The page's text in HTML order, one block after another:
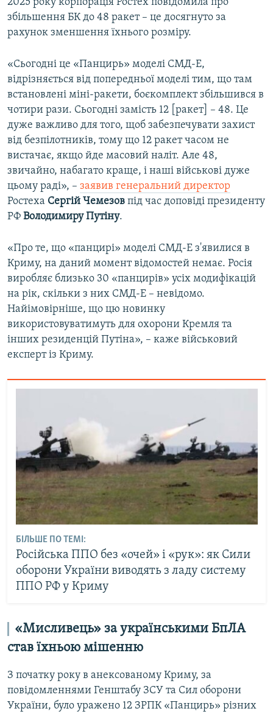
2025 року корпорація Ростех повідомила про
збільшення БК до 48 ракет – це досягнуто за
рахунок зменшення їхнього розміру.
«Сьогодні це «Панцирь» моделі СМД-Е,
відрізняється від попередньої моделі тим, що там
встановлені міні-ракети, боєкомплект збільшився в
чотири рази. Сьогодні замість 12 [ракет] – 48. Це
дуже важливо для того, щоб забезпечувати захист
від безпілотників, тому що 12 ракет часом не
вистачає, якщо йде масовий наліт. Але 48,
звичайно, набагато краще, і наші військові дуже
цьому раді», – заявив генеральний директор
Ростеха Сергій Чемезов під час доповіді президенту
РФ Володимиру Путіну.
«Про те, що «панцирі» моделі СМД-Е з'явилися в
Криму, на даний момент відомостей немає. Росія
виробляє близько 30 «панцирів» усіх модифікацій
на рік, скільки з них СМД-Е – невідомо.
Найімовірніше, що цю новинку
використовуватимуть для охорони Кремля та
інших резиденцій Путіна», – каже військовий
експерт із Криму.
БІЛЬШЕ ПО ТЕМІ:
Російська ППО без «очей» і «рук»: як Сили
оборони України виводять з ладу систему
ППО РФ у Криму
«Мисливець» за українськими БпЛА
став їхньою мішенню
З початку року в анексованому Криму, за
повідомленнями Генштабу ЗСУ та Сил оборони
України, було уражено 12 ЗРПК «Панцирь» різних